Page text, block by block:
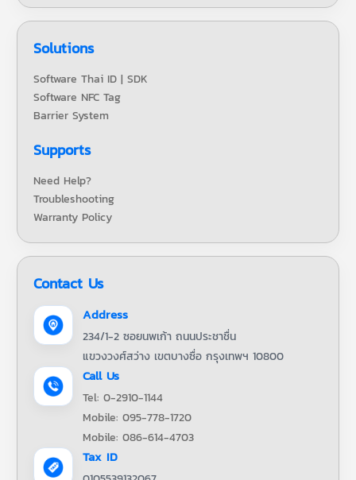
Solutions
Software Thai ID | SDK
Software NFC Tag
Barrier System
Supports
Need Help?
Troubleshooting
Warranty Policy
Contact Us
Address
234/1-2 ซอยนพเก้า ถนนประชาชื่น
แขวงวงศ์สว่าง เขตบางซื่อ กรุงเทพฯ 10800
Call Us
Tel: 0-2910-1144
Mobile: 095-778-1720
Mobile: 086-614-4703
Tax ID